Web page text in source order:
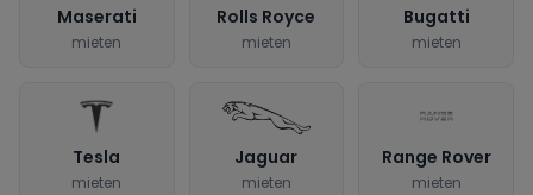
Maserati
mieten
Rolls Royce
mieten
Bugatti
mieten
Tesla
mieten
Jaguar
mieten
Range Rover
mieten